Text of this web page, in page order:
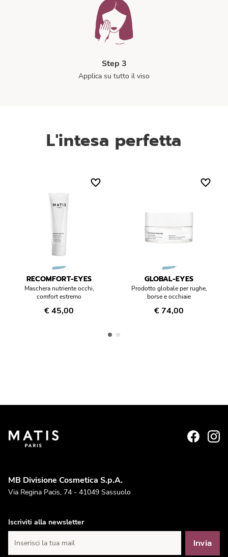
Step 3
Applica su tutto il viso
L'intesa perfetta
RECOMFORT-EYES
Maschera nutriente occhi,
comfort estremo
€ 45,00
GLOBAL-EYES
Prodotto globale per rughe,
borse e occhiaie
€ 74,00
MB Divisione Cosmetica S.p.A.
Via Regina Pacis, 74 - 41049 Sassuolo
Iscriviti alla newsletter
Inserisci la tua mail Invia